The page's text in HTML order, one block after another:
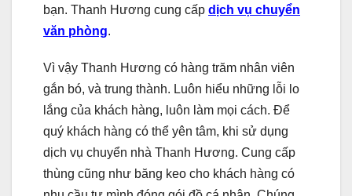
bạn. Thanh Hương cung cấp dịch vụ chuyển
văn phòng.
Vì vậy Thanh Hương có hàng trăm nhân viên
gắn bó, và trung thành. Luôn hiểu những lỗi lo
lắng của khách hàng, luôn làm mọi cách. Để
quý khách hàng có thể yên tâm, khi sử dụng
dịch vụ chuyển nhà Thanh Hương. Cung cấp
thùng cũng như băng keo cho khách hàng có